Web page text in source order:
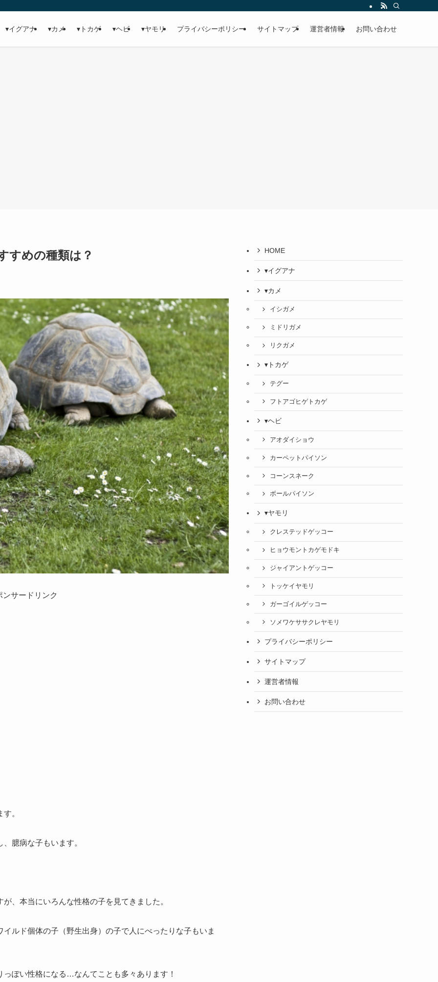
▾イグアナ ▾カメ ▾トカゲ ▾ヘビ ▾ヤモリ プライバシーポリシー サイトマップ 運営者情報 お問い合わせ
すめの種類は？
ンサードリンク
。
臆病な子もいます。
、本当にいろんな性格の子を見てきました。
ルド個体の子（野生出身）の子で人にべったりな子もいま
ぽい性格になる…なんてことも多々あります！
HOME
▾イグアナ
▾カメ
イシガメ
ミドリガメ
リクガメ
▾トカゲ
テグー
フトアゴヒゲトカゲ
▾ヘビ
アオダイショウ
カーペットパイソン
コーンスネーク
ボールパイソン
▾ヤモリ
クレステッドゲッコー
ヒョウモントカゲモドキ
ジャイアントゲッコー
トッケイヤモリ
ガーゴイルゲッコー
ソメワケササクレヤモリ
プライバシーポリシー
サイトマップ
運営者情報
お問い合わせ